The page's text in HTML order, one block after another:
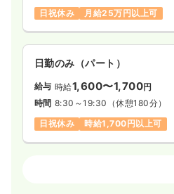
日祝休み
月給25万円以上可
日勤のみ（パート）
給与 時給1,600〜1,700円
時間 8:30～19:30 （休憩180分）
日祝休み
時給1,700円以上可